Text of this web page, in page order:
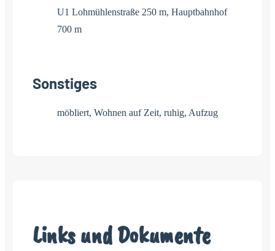
U1 Lohmühlenstraße 250 m, Hauptbahnhof
700 m
Sonstiges
möbliert, Wohnen auf Zeit, ruhig, Aufzug
Links und Dokumente